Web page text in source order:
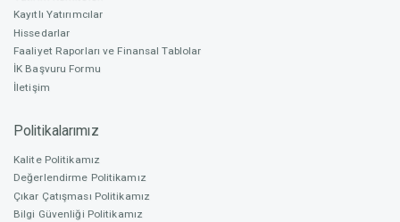
Nitelikli Yatırımcı
155
% 48,19
08.08.2022
Kayıtlı Yatırımcılar
Hissedarlar
Faaliyet Raporları ve Finansal Tablolar
İK Başvuru Formu
İletişim
Politikalarımız
Kalite Politikamız
Değerlendirme Politikamız
Çıkar Çatışması Politikamız
Bilgi Güvenliği Politikamız